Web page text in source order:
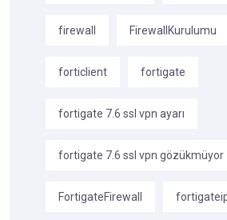
firewall FirewallKurulumu
forticlient fortigate
fortigate 7.6 ssl vpn ayarı
fortigate 7.6 ssl vpn gözükmüyor
FortigateFirewall